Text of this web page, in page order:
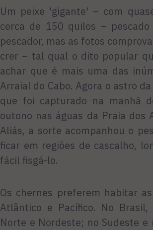
Um peixe 'gigante' – com
cerca de 150 quilos –
pescador, mas as fotos
crer – tal qual o dito popular
achar que é mais uma das
Arraial do Cabo. Agora o astro
que foi capturado na manhã
outono nas águas da Praia dos
Aliás, a sorte acompanhou o
ficar em regiões de cascalho,
fácil fisgá-lo.
Os chernes preferem habitar
Atlântico e Pacífico. No
Norte e Nordeste; no Sudeste